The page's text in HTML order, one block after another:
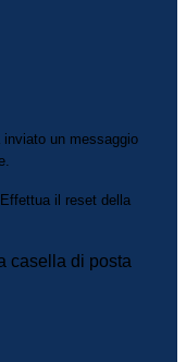
inviato un messaggio
il reset della
casella di posta